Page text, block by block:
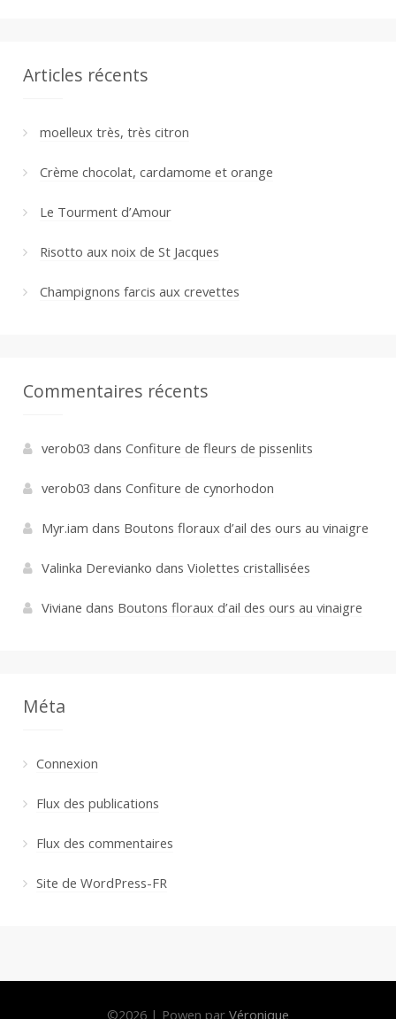
Articles récents
moelleux très, très citron
Crème chocolat, cardamome et orange
Le Tourment d’Amour
Risotto aux noix de St Jacques
Champignons farcis aux crevettes
Commentaires récents
verob03 dans Confiture de fleurs de pissenlits
verob03 dans Confiture de cynorhodon
Myr.iam dans Boutons floraux d’ail des ours au vinaigre
Valinka Derevianko dans Violettes cristallisées
Viviane dans Boutons floraux d’ail des ours au vinaigre
Méta
Connexion
Flux des publications
Flux des commentaires
Site de WordPress-FR
©2026 | Powen par Véronique